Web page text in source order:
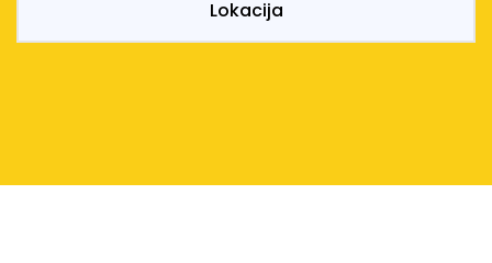
Lokacija